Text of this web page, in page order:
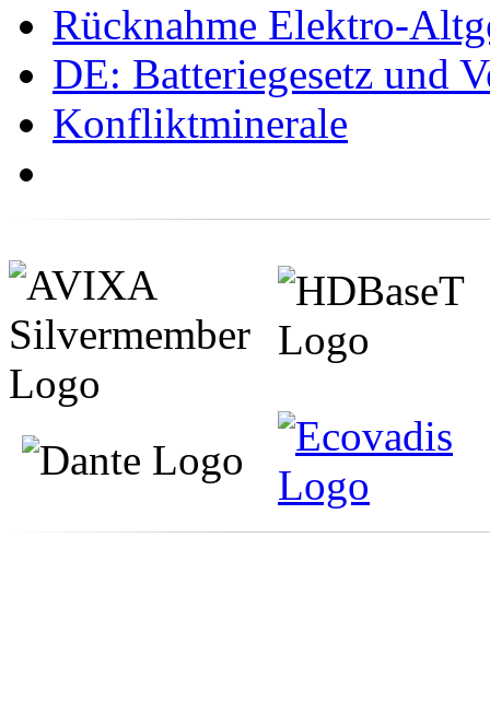
Rücknahme Elektro-
DE: Batteriegesetz und
Konfliktminerale